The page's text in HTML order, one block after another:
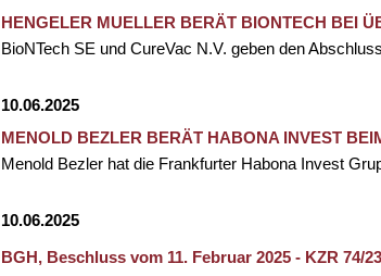
HENGELER MUELLER BERÄT BIONTECH BEI
BioNTech SE und CureVac N.V. geben den
10.06.2025
MENOLD BEZLER BERÄT HABONA INVEST
Menold Bezler hat die Frankfurter Habona Invest
10.06.2025
BGH, Beschluss vom 11. Februar 2025 - KZR 74/23